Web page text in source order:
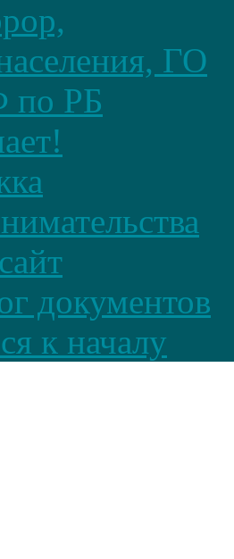
ГО
РБ
документов
к началу